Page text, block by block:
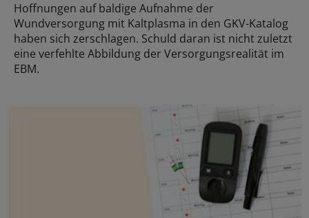
Hoffnungen auf baldige Aufnahme der
Wundversorgung mit Kaltplasma in den GKV-Katalog
haben sich zerschlagen. Schuld daran ist nicht zuletzt
eine verfehlte Abbildung der Versorgungsrealität im
EBM.